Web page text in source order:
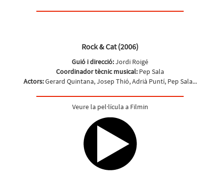
Rock & Cat (2006)
Guió i direcció:Jordi Roigé
Coordinador tècnic musical: Pep Sala
Actors:Gerard Quintana, Josep Thió, Adrià Puntí, Pep Sala...
Veure la pel·lícula a Filmin